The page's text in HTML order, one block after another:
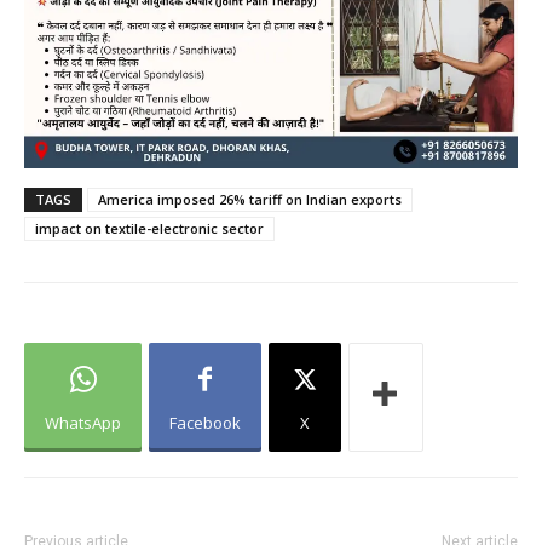
TAGS
America imposed 26% tariff on Indian exports
impact on textile-electronic sector
WhatsApp Facebook X